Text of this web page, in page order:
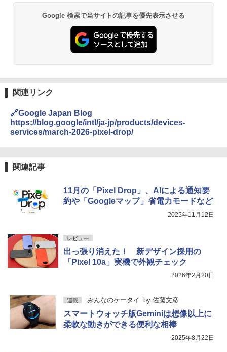
Google 検索で当サイトの記事を優先表示させる
関連リンク
🔗Google Japan Blog
https://blog.google/intl/ja-jp/products/devices-
services/march-2026-pixel-drop/
関連記事
11月の「Pixel Drop」、AIによる通知要
約や「Googleマップ」省電力モードなど
2025年11月12日
レビュー
出っ張り消えた！ 新デザイン採用の
「Pixel 10a」実機で外観チェック
2026年2月20日
連載 みんなのケータイ by 佐藤文彦
スマートウォッチ版Geminiは想像以上に
柔軟な動きができる便利な相棒
2025年8月22日